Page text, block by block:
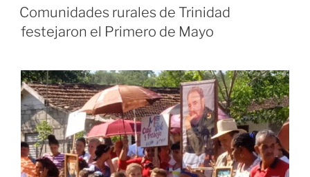
en
Trinidad:
junto
al
pueblo»
EL
Comunidades rurales de Trinidad
festejaron el Primero de Mayo